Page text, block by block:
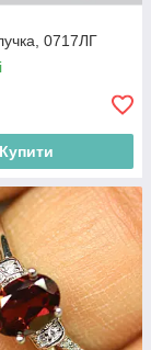
0717ЛГ
Купити